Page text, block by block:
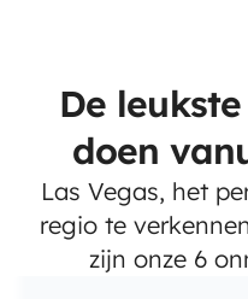
De
doen
Las Vegas, het
regio te
zijn onze 6